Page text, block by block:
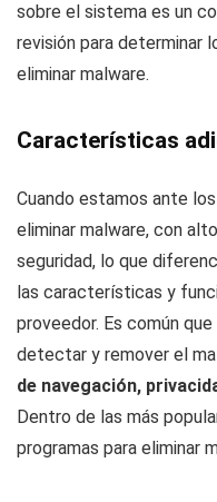
sobre el sistema es un
revisión para determinar
eliminar malware.
Características
Cuando estamos ante los
eliminar malware, con
seguridad, lo que
las características y
proveedor. Es común
detectar y remover el
de navegación,
Dentro de las más
programas para eliminar